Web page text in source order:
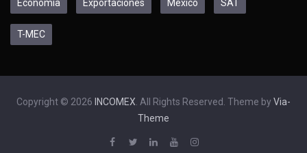
Economía Exportaciones México SAT
T-MEC
Copyright © 2026 INCOMEX . All Rights Reserved. Theme by Via-
Theme